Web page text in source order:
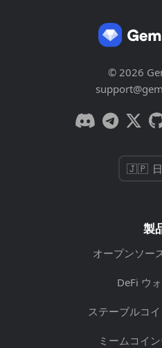
© 2026
🇯🇵 日
製
オープンソー
DeFi ウ
ステーブルコ
ミームコイ